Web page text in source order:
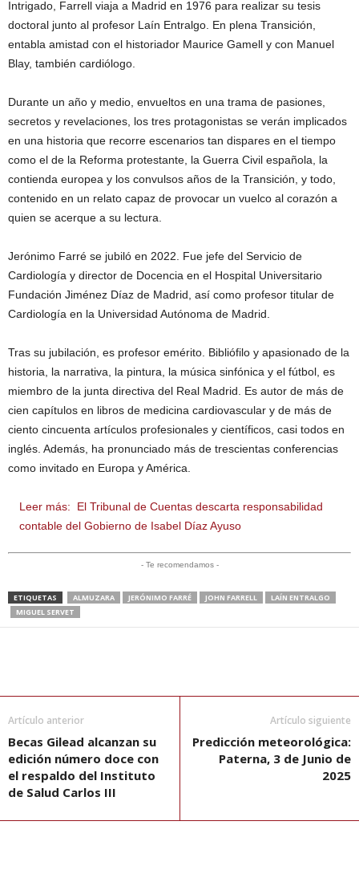
Intrigado, Farrell viaja a Madrid en 1976 para realizar su tesis
doctoral junto al profesor Laín Entralgo. En plena Transición,
entabla amistad con el historiador Maurice Gamell y con Manuel
Blay, también cardiólogo.
Durante un año y medio, envueltos en una trama de pasiones,
secretos y revelaciones, los tres protagonistas se verán implicados
en una historia que recorre escenarios tan dispares en el tiempo
como el de la Reforma protestante, la Guerra Civil española, la
contienda europea y los convulsos años de la Transición, y todo,
contenido en un relato capaz de provocar un vuelco al corazón a
quien se acerque a su lectura.
Jerónimo Farré se jubiló en 2022. Fue jefe del Servicio de
Cardiología y director de Docencia en el Hospital Universitario
Fundación Jiménez Díaz de Madrid, así como profesor titular de
Cardiología en la Universidad Autónoma de Madrid.
Tras su jubilación, es profesor emérito. Bibliófilo y apasionado de la
historia, la narrativa, la pintura, la música sinfónica y el fútbol, es
miembro de la junta directiva del Real Madrid. Es autor de más de
cien capítulos en libros de medicina cardiovascular y de más de
ciento cincuenta artículos profesionales y científicos, casi todos en
inglés. Además, ha pronunciado más de trescientas conferencias
como invitado en Europa y América.
Leer más:
El Tribunal de Cuentas descarta responsabilidad
contable del Gobierno de Isabel Díaz Ayuso
- Te recomendamos -
ETIQUETAS ALMUZARA JERÓNIMO FARRÉ JOHN FARRELL
LAÍN ENTRALGO
MIGUEL SERVET
Artículo anterior
Becas Gilead alcanzan su
edición número doce con
el respaldo del Instituto
de Salud Carlos III
Artículo siguiente
Predicción meteorológica:
Paterna, 3 de Junio de
2025